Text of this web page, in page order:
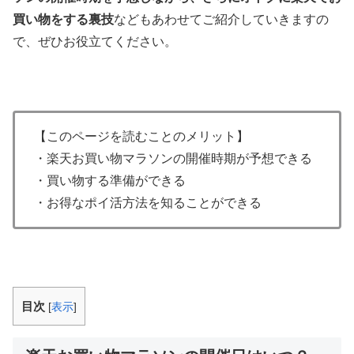
買い物をする裏技などもあわせてご紹介していきますの
で、ぜひお役立てください。
【このページを読むことのメリット】
・楽天お買い物マラソンの開催時期が予想できる
・買い物する準備ができる
・お得なポイ活方法を知ることができる
目次 [表示]